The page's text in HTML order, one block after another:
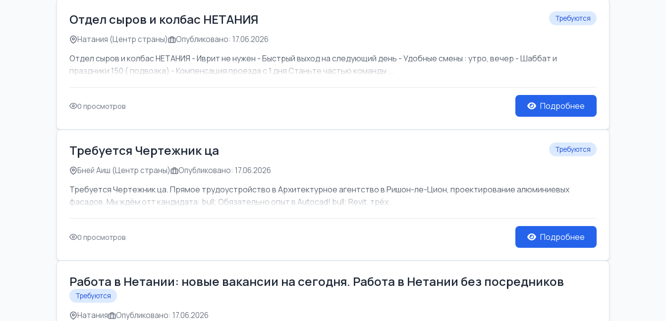
Отдел сыров и колбас НЕТАНИЯ Требуются
Натания (Центр страны) Опубликовано: 17.06.2026
Отдел сыров и колбас НЕТАНИЯ - Иврит не нужен - Быстрый выход на следующий день - Удобные смены : утро, вечер - Шаббат и
праздники 150 ( подвозка) - Компенсация проезда с 1 дня Станьте частью команды ...
0 просмотров Подробнее
Требуется Чертежник ца Требуются
Бней Аиш (Центр страны) Опубликовано: 17.06.2026
Требуется Чертежник ца. Прямое трудоустройство в Архитектурное агентство в Ришон-ле-Цион, проектирование алюминиевых
фасадов. Мы ждём отт кандидата: bull; Обязательно опыт в Autocad! bull; Revit, трёх...
0 просмотров Подробнее
Работа в Нетании: новые вакансии на сегодня. Работа в Нетании без посредников
Требуются
Натания Опубликовано: 17.06.2026